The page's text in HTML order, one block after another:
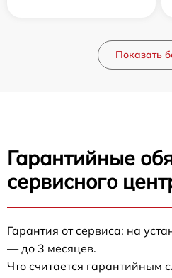
Показать
Гарантийные
сервисного
Гарантия от сервиса: на
— до 3 месяцев.
Что считается гарантийным